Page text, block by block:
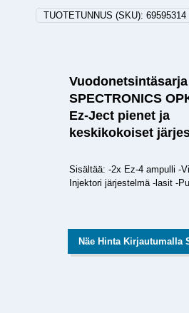
TUOTETUNNUS (SKU): 69595314
Vuodonetsintäsarja
SPECTRONICS
Ez-Ject pienet ja
keskikokoiset
Sisältää: -2x Ez-4 ampulli -
Injektori järjestelmä -lasit -
Näe Hinta Kirjautumalla